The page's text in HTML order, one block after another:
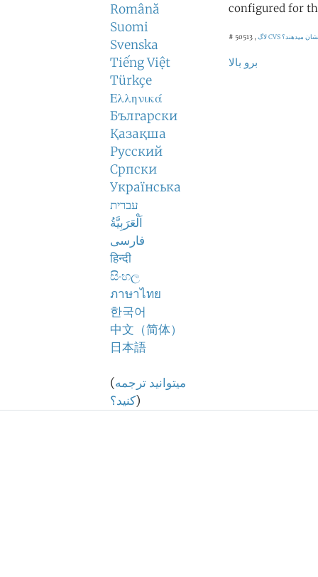
Română
Suomi
Svenska
Tiếng Việt
Türkçe
Ελληνικά
Български
Қазақша
Русский
Српски
Українська
עברית
اَلْعَرَبِيَّةُ
فارسی
हिन्दी
සිංහල
ภาษาไทย
한국어
中文（简体）
日本語
(میتوانید ترجمه
کنید؟)
configured for
# 50513 , لاگ CVSمیدهند؟
برو بالا